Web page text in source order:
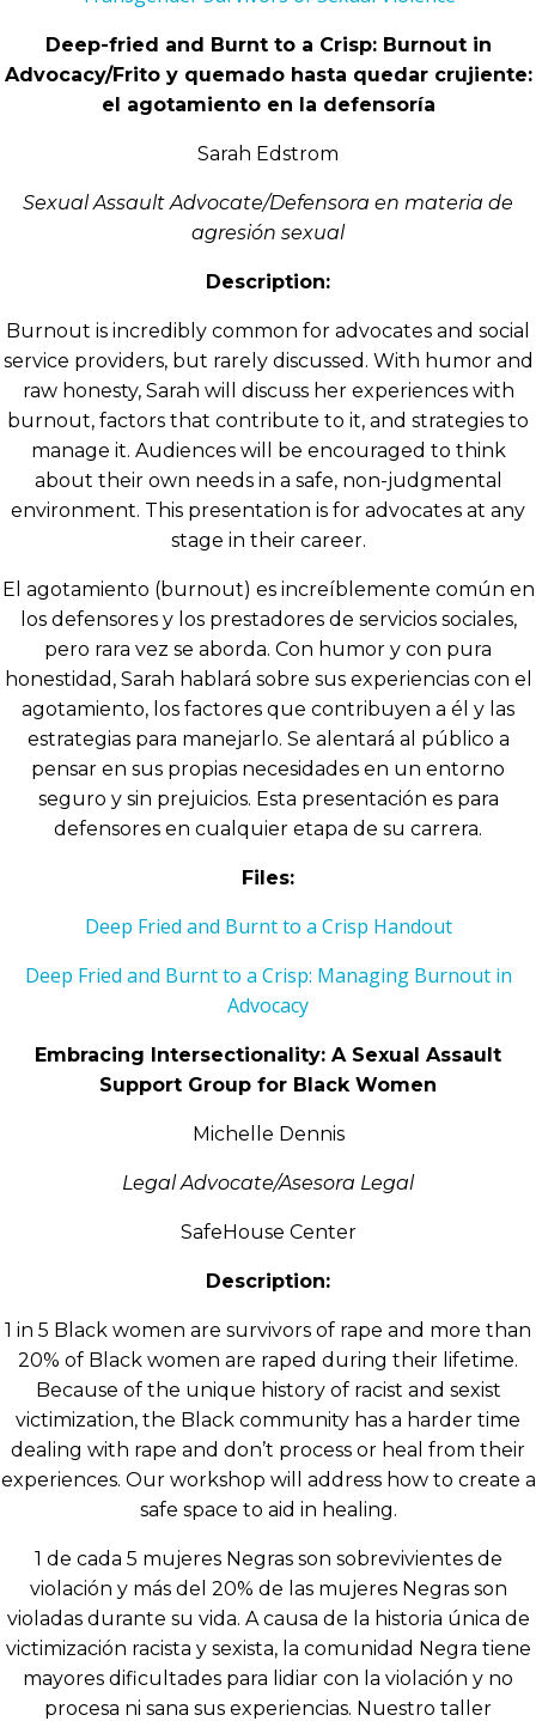
Deep-fried and Burnt to a Crisp: Burnout in
Advocacy/Frito y quemado hasta quedar crujiente:
el agotamiento en la defensoría
Sarah Edstrom
Sexual Assault Advocate/Defensora en materia de
agresión sexual
Description:
Burnout is incredibly common for advocates and social
service providers, but rarely discussed. With humor and
raw honesty, Sarah will discuss her experiences with
burnout, factors that contribute to it, and strategies to
manage it. Audiences will be encouraged to think
about their own needs in a safe, non-judgmental
environment. This presentation is for advocates at any
stage in their career.
El agotamiento (burnout) es increíblemente común en
los defensores y los prestadores de servicios sociales,
pero rara vez se aborda. Con humor y con pura
honestidad, Sarah hablará sobre sus experiencias con el
agotamiento, los factores que contribuyen a él y las
estrategias para manejarlo. Se alentará al público a
pensar en sus propias necesidades en un entorno
seguro y sin prejuicios. Esta presentación es para
defensores en cualquier etapa de su carrera.
Files:
Deep Fried and Burnt to a Crisp Handout
Deep Fried and Burnt to a Crisp: Managing Burnout in
Advocacy
Embracing Intersectionality: A Sexual Assault
Support Group for Black Women
Michelle Dennis
Legal Advocate/Asesora Legal
SafeHouse Center
Description:
1 in 5 Black women are survivors of rape and more than
20% of Black women are raped during their lifetime.
Because of the unique history of racist and sexist
victimization, the Black community has a harder time
dealing with rape and don’t process or heal from their
experiences. Our workshop will address how to create a
safe space to aid in healing.
1 de cada 5 mujeres Negras son sobrevivientes de
violación y más del 20% de las mujeres Negras son
violadas durante su vida. A causa de la historia única de
victimización racista y sexista, la comunidad Negra tiene
mayores dificultades para lidiar con la violación y no
procesa ni sana sus experiencias. Nuestro taller